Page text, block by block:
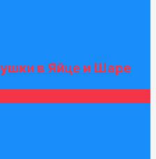
в Яйце и Шаре